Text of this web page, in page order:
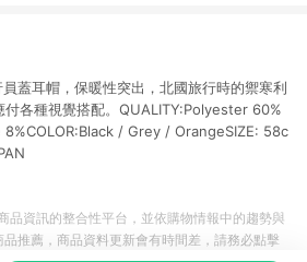
蓋耳帽，保暖性突出，北國旅行時的禦寒利
付各種視覺搭配。QUALITY:Polyester 60%
/ Grey / OrangeSIZE: 58c
品資訊的整合性平台，並依購物情報中的趨勢與
推薦，商品資料更新會有時間差，請務必點擊